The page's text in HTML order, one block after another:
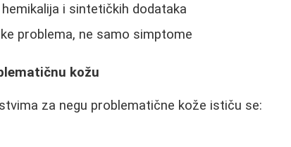
i sintetičkih dodataka
problema, ne samo simptome
kožu
za negu problematične kože ističu se: